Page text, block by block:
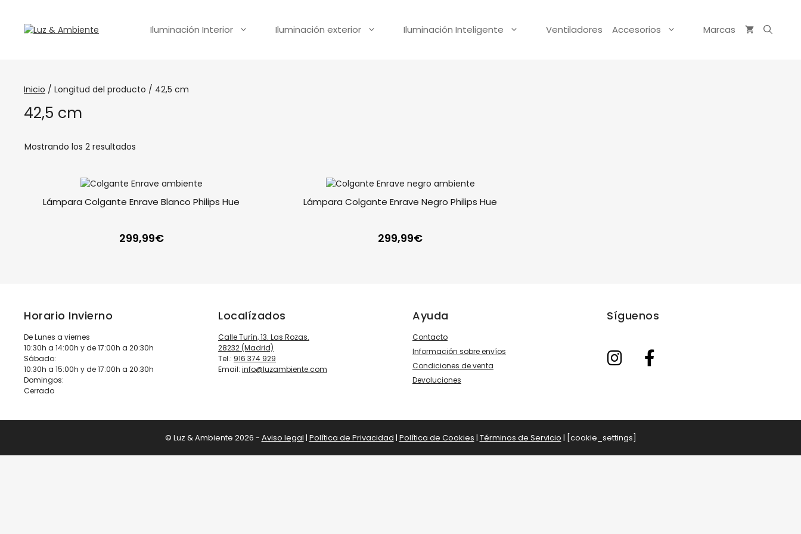
Iluminación Interior Iluminación exterior Iluminación Inteligente Ventiladores Accesorios Marcas
Inicio / Longitud del producto / 42,5 cm
42,5 cm
Mostrando los 2 resultados
Lámpara Colgante Enrave Blanco Philips Hue
299,99€
Lámpara Colgante Enrave Negro Philips Hue
299,99€
Horario Invierno
De Lunes a viernes
10:30h a 14:00h y de 17:00h a 20:30h
Sábado:
10:30h a 15:00h y de 17:00h a 20:30h
Domingos:
Cerrado
Localízados
Calle Turín, 13. Las Rozas.
28232 (Madrid)
Tel.: 916 374 929
Email: info@luzambiente.com
Ayuda
Contacto
Información sobre envíos
Condiciones de venta
Devoluciones
Síguenos
© Luz & Ambiente 2026 - Aviso legal | Política de Privacidad | Política de Cookies | Términos de Servicio | [cookie_settings]